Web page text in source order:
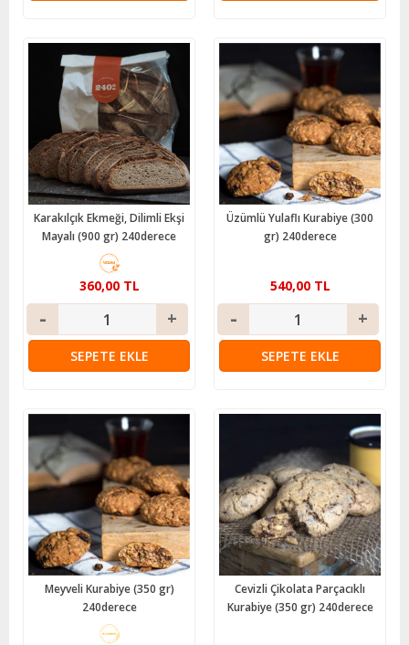
Karakılçık Ekmeği, Dilimli Ekşi
Mayalı (900 gr) 240derece
360,00 TL
SEPETE EKLE
Üzümlü Yulaflı Kurabiye (300
gr) 240derece
540,00 TL
SEPETE EKLE
Meyveli Kurabiye (350 gr)
240derece
Cevizli Çikolata Parçacıklı
Kurabiye (350 gr) 240derece